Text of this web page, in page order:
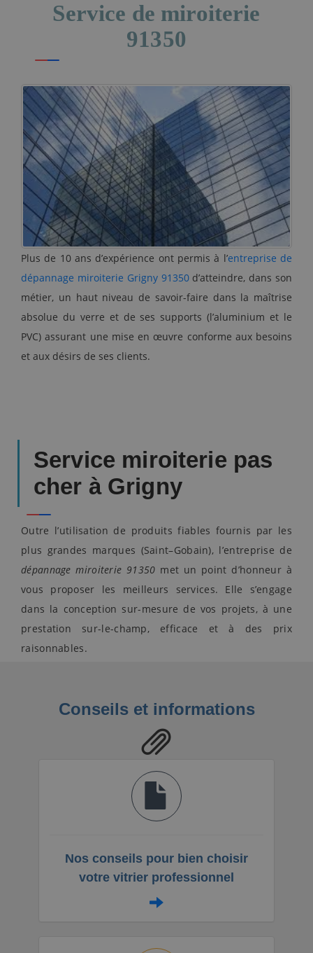
Service de miroiterie
91350
Plus de 10 ans d’expérience ont permis à l’entreprise de
dépannage miroiterie Grigny 91350d’atteindre, dans son
métier, un haut niveau de savoir-faire dans la maîtrise
absolue du verre et de ses supports (l’aluminium et le
PVC) assurant une mise en œuvre conforme aux besoins
et aux désirs de ses clients.
Service miroiterie pas
cher à Grigny
Outre l’utilisation de produits fiables fournis par les
plus grandes marques (Saint–Gobain), l’entreprise de
dépannage miroiterie 91350 met un point d’honneur à
vous proposer les meilleurs services. Elle s’engage
dans la conception sur-mesure de vos projets, à une
prestation sur-le-champ, efficace et à des prix
raisonnables.
Conseils et informations
Nos conseils pour bien choisir
votre vitrier professionnel